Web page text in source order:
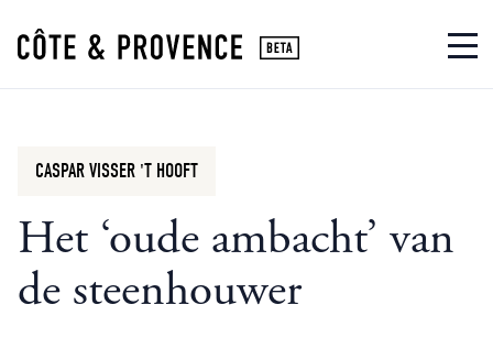
Het ‘oude ambacht’ van
de steenhouwer
CASPAR VISSER 'T HOOFT